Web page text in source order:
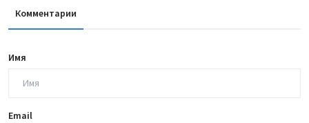
Комментарии
Имя
Email